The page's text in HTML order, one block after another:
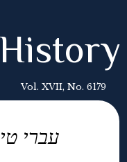
Vol. XVII, No. 6179
עברי